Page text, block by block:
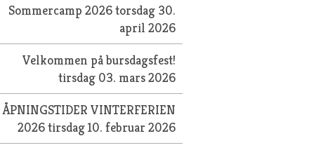
Sommercamp 2026torsdag 30.
april 2026
Velkommen på bursdagsfest!
tirsdag 03. mars 2026
ÅPNINGSTIDER VINTERFERIEN
2026tirsdag 10. februar 2026